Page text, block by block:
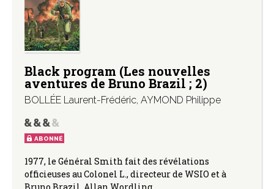
Black program (Les nouvelles
aventures de Bruno Brazil ; 2)
BOLLÉE Laurent-Frédéric, AYMOND Philippe
ABONNÉ
1977, le Général Smith fait des révélations
officieuses au Colonel L., directeur de WSIO et à
Bruno Brazil. Allan Wordling,…